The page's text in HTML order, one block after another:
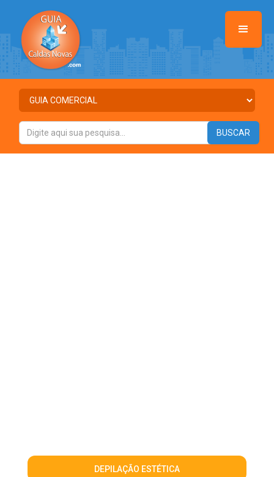
DEPILAÇÃO ESTÉTICA